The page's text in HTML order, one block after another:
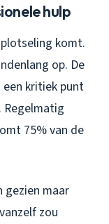
hulp
komt.
op. De
kritiek punt
75% van de
gezien maar
zou